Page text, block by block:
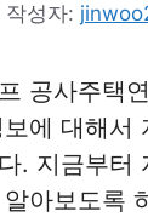
작성자:
공사주택
에 대해서
. 지금부터
아보도록